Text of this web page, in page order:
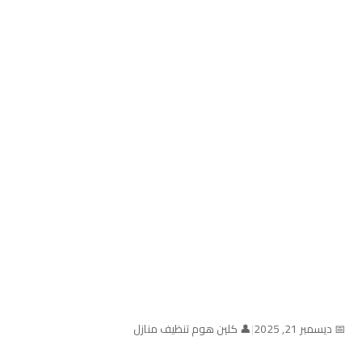
📅 ديسمبر 21, 2025 |👤 كلين هوم تنظيف منازل